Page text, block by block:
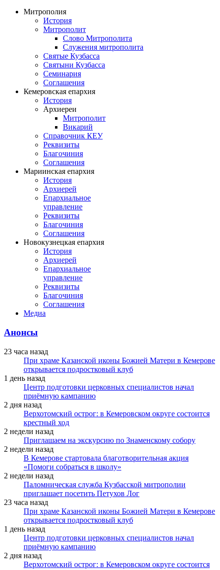
Митрополия
История
Митрополит
Слово Митрополита
Служения митрополита
Святые Кузбасса
Святыни Кузбасса
Семинария
Соглашения
Кемеровская епархия
История
Архиереи
Митрополит
Викарий
Справочник КЕУ
Реквизиты
Благочиния
Соглашения
Мариинская епархия
История
Архиерей
Епархиальное
управление
Реквизиты
Благочиния
Соглашения
Новокузнецкая епархия
История
Архиерей
Епархиальное
управление
Реквизиты
Благочиния
Соглашения
Медиа
Анонсы
23 часа назад
При храме Казанской иконы Божией Матери в Кемерове
открывается подростковый клуб
1 день назад
Центр подготовки церковных специалистов начал
приёмную кампанию
2 дня назад
Верхотомский острог: в Кемеровском округе состоится
крестный ход
2 недели назад
Приглашаем на экскурсию по Знаменскому собору
2 недели назад
В Кемерове стартовала благотворительная акция
«Помоги собраться в школу»
2 недели назад
Паломническая служба Кузбасской митрополии
приглашает посетить Петухов Лог
23 часа назад
При храме Казанской иконы Божией Матери в Кемерове
открывается подростковый клуб
1 день назад
Центр подготовки церковных специалистов начал
приёмную кампанию
2 дня назад
Верхотомский острог: в Кемеровском округе состоится